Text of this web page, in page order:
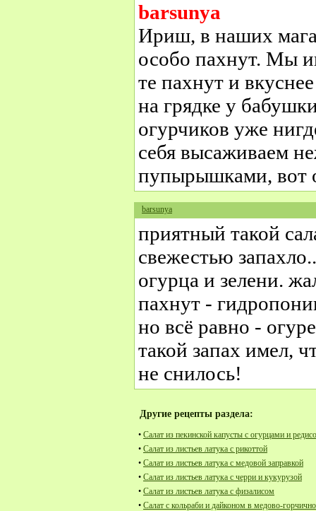
barsunya
Ириш, в наших
особо пахнут. Мы
те пахнут и
на грядке у
огурчиков уже
себя высаживаем
пупырышками, вот
barsunya
приятный такой
свежестью
огурца и зелени.
пахнут -
но всё равно -
такой запах имел,
не снилось!
Другие рецепты раздела:
• Салат из пекинской капусты с огурцами и
• Салат из листьев латука с рикоттой
• Салат из листьев латука с медовой заправкой
• Салат из листьев латука с черри и кукурузой
• Салат из листьев латука с физалисом
• Салат с кольраби и дайконом в медово-